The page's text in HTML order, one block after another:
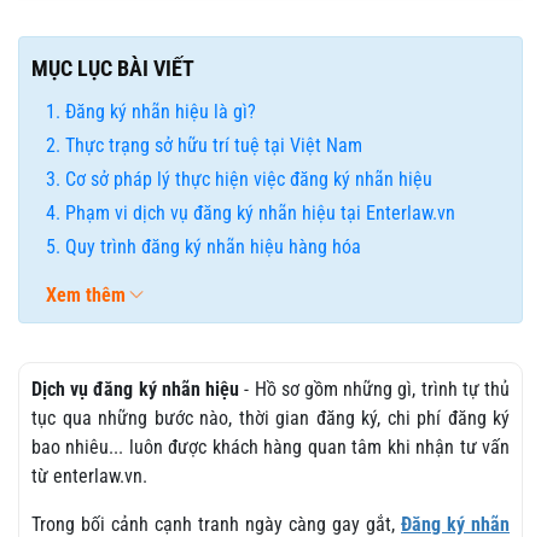
MỤC LỤC BÀI VIẾT
Đăng ký nhãn hiệu là gì?
Thực trạng sở hữu trí tuệ tại Việt Nam
Cơ sở pháp lý thực hiện việc đăng ký nhãn hiệu
Phạm vi dịch vụ đăng ký nhãn hiệu tại Enterlaw.vn
Quy trình đăng ký nhãn hiệu hàng hóa
Xem thêm
Dịch vụ đăng ký nhãn hiệu - Hồ sơ gồm những gì, trình tự thủ
tục qua những bước nào, thời gian đăng ký, chi phí đăng ký
bao nhiêu... luôn được khách hàng quan tâm khi nhận tư vấn
từ enterlaw.vn.
Trong bối cảnh cạnh tranh ngày càng gay gắt, Đăng ký nhãn